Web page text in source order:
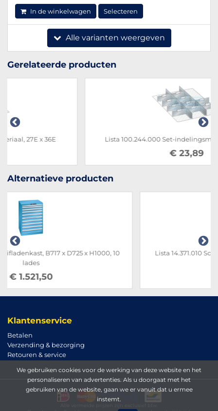
In de winkelwagen Selecteren
Alle varianten weergeven
Gerelateerde producten
Lista 100.244.000 Set-indelingsmateriaal, 27E x 36E
Alternatieve producten
Lista 14.371.010 Schuifladenkast, B564 x D725 x H800, 4
Klantenservice
Betalen
Verzending & bezorging
Retouren & service
Alle vermelde prijzen zijn exclusief btw.
We gebruiken cookies voor de werking van deze website en het
personaliseren van advertenties. Als u doorgaat met het
gebruiken van de website, gaan we er vanuit dat u ermee
instemt.